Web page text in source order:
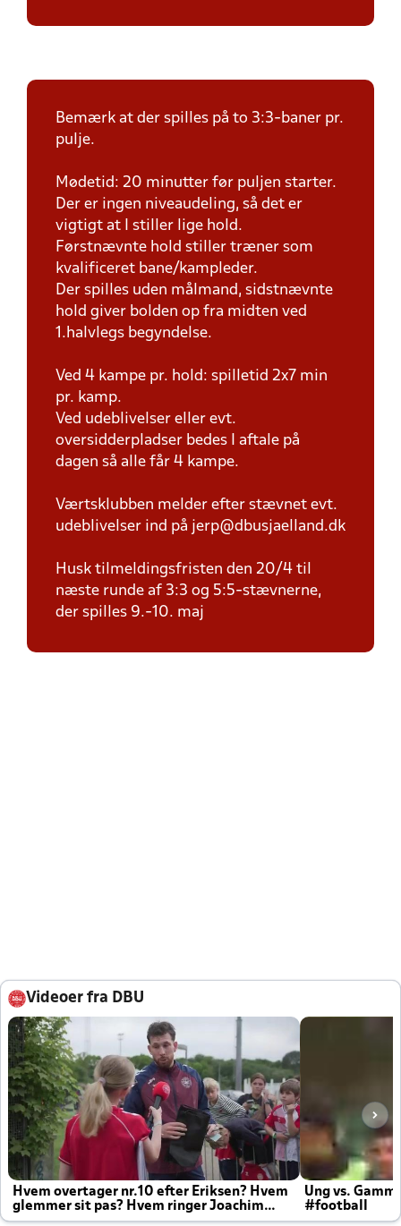
Bemærk at der spilles på to 3:3-baner pr.
pulje.
Mødetid: 20 minutter før puljen starter.
Der er ingen niveaudeling, så det er
vigtigt at I stiller lige hold.
Førstnævnte hold stiller træner som
kvalificeret bane/kampleder.
Der spilles uden målmand, sidstnævnte
hold giver bolden op fra midten ved
1.halvlegs begyndelse.
Ved 4 kampe pr. hold: spilletid 2x7 min
pr. kamp.
Ved udeblivelser eller evt.
oversidderpladser bedes I aftale på
dagen så alle får 4 kampe.
Værtsklubben melder efter stævnet evt.
udeblivelser ind på jerp@dbusjaelland.dk
Husk tilmeldingsfristen den 20/4 til
næste runde af 3:3 og 5:5-stævnerne,
der spilles 9.-10. maj
Videoer fra DBU
Hvem overtager nr.10 efter Eriksen? Hvem
glemmer sit pas? Hvem ringer Joachim
altid til efter kampe?
Ung vs.
#football